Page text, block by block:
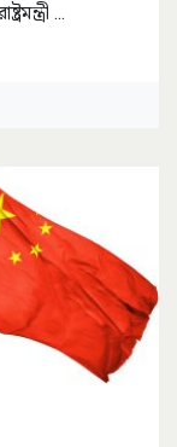
...